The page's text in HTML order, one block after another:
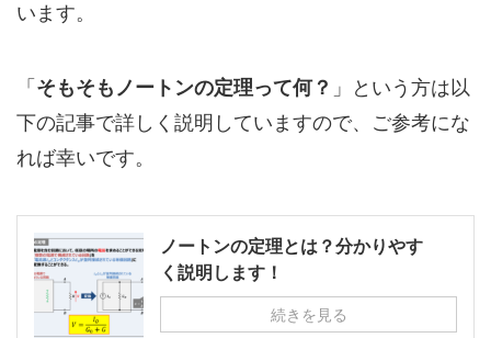
います。
「 そもそもノートンの定理って何？ 」という方は以
下の記事で詳しく説明していますので、ご参考にな
れば幸いです。
ノートンの定理とは？分かりやす
く説明します！
続きを見る